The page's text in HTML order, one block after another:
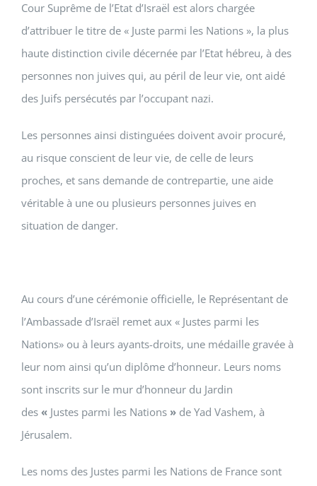
Cour Suprême de l’Etat d’Israël est alors chargée
d’attribuer le titre de « Juste parmi les Nations », la plus
haute distinction civile décernée par l’Etat hébreu, à des
personnes non juives qui, au péril de leur vie, ont aidé
des Juifs persécutés par l’occupant nazi.
Les personnes ainsi distinguées doivent avoir procuré,
au risque conscient de leur vie, de celle de leurs
proches, et sans demande de contrepartie, une aide
véritable à une ou plusieurs personnes juives en
situation de danger.
Au cours d’une cérémonie officielle, le Représentant de
l’Ambassade d’Israël remet aux « Justes parmi les
Nations» ou à leurs ayants-droits, une médaille gravée à
leur nom ainsi qu’un diplôme d’honneur. Leurs noms
sont inscrits sur le mur d’honneur du Jardin
des « Justes parmi les Nations » de Yad Vashem, à
Jérusalem.
Les noms des Justes parmi les Nations de France sont